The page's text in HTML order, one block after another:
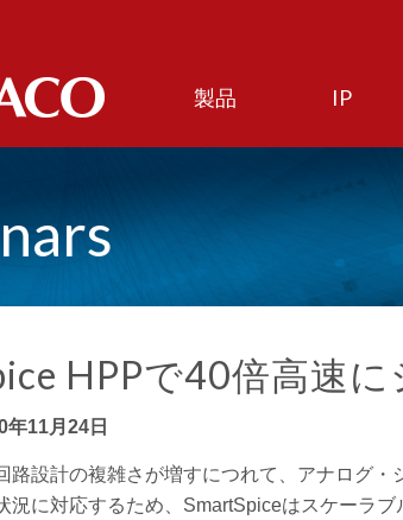
製品 IP
HPPで40倍高速
年11月24日
路設計の複雑さが増すにつれて、アナログ
況に対応するため、SmartSpiceはスケーラ